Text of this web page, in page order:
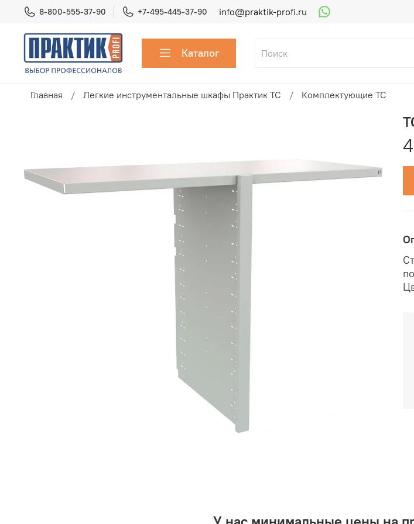
info@praktik-profi.ru
8-800-555-37-90 +7-495-445-37-90
Каталог
Главная Легкие инструментальные шкафы Практик ТС Комплектующие ТС